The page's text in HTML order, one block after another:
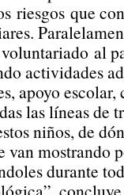
riesgos que
al
actividades
apoyo
las líneas de
niños, de
van mostrando
durante